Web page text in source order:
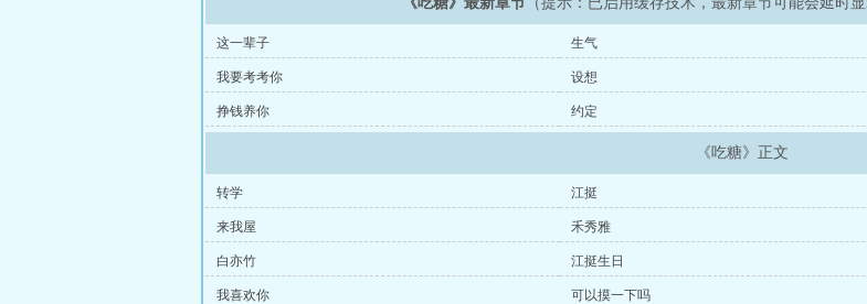
这一辈子 生气
我要考考你 设想
挣钱养你 约定
《吃糖》正文
转学 江挺
来我屋 禾秀雅
白亦竹 江挺生日
我喜欢你 可以摸一下吗